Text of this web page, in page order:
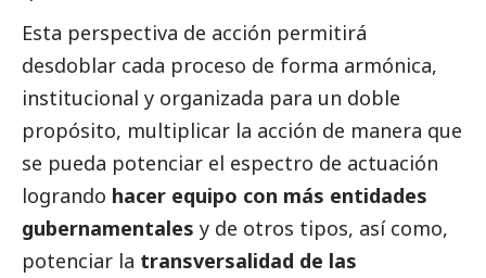
Esta perspectiva de acción permitirá
desdoblar cada proceso de forma armónica,
institucional y organizada para un doble
propósito, multiplicar la acción de manera que
se pueda potenciar el espectro de actuación
logrando hacer equipo con más entidades
gubernamentales y de otros tipos, así como,
potenciar la transversalidad de las